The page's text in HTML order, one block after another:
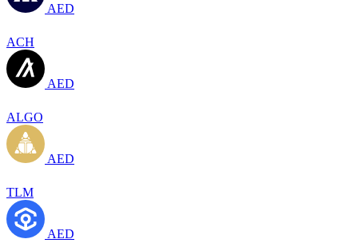
AED
ACH
AED
ALGO
AED
TLM
AED